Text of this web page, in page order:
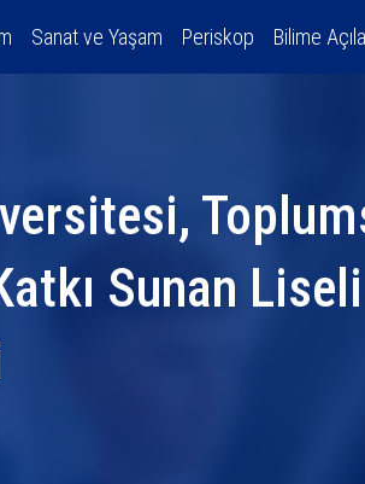
Sanat ve Yaşam Periskop Bilime
Sunan